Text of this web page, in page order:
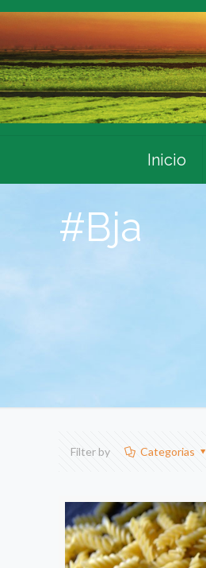
Inicio
#Bja
Filter by Categorias